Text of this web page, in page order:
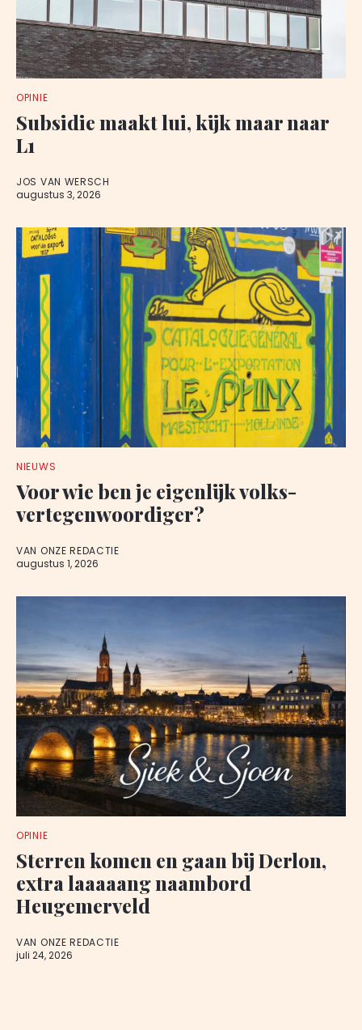
OPINIE
Subsidie maakt lui, kijk maar naar
L1
JOS VAN WERSCH
augustus 3, 2026
NIEUWS
Voor wie ben je eigenlijk volks-
vertegenwoordiger?
VAN ONZE REDACTIE
augustus 1, 2026
OPINIE
Sterren komen en gaan bij Derlon,
extra laaaaang naambord
Heugemerveld
VAN ONZE REDACTIE
juli 24, 2026